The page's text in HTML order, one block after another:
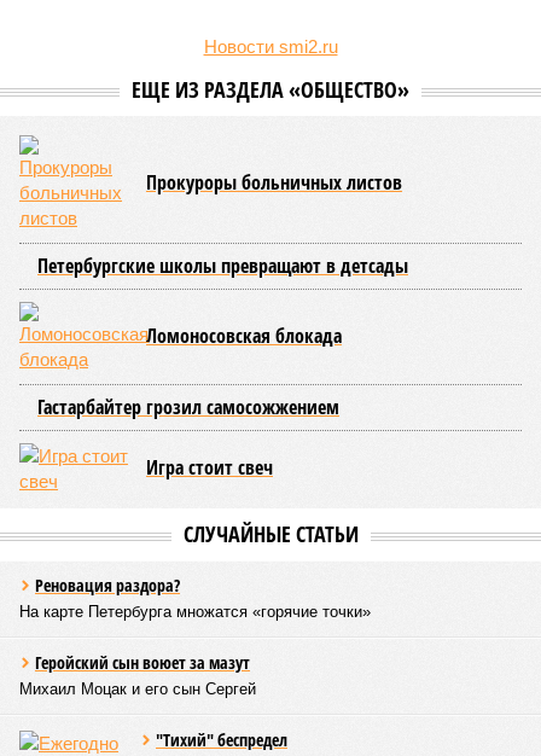
Новости smi2.ru
ЕЩЕ ИЗ РАЗДЕЛА «ОБЩЕСТВО»
Прокуроры больничных листов
Петербургские школы превращают в детсады
Ломоносовская блокада
Гастарбайтер грозил самосожжением
Игра стоит свеч
СЛУЧАЙНЫЕ СТАТЬИ
Реновация раздора?
На карте Петербурга множатся «горячие точки»
Геройский сын воюет за мазут
Михаил Моцак и его сын Сергей
"Тихий" беспредел